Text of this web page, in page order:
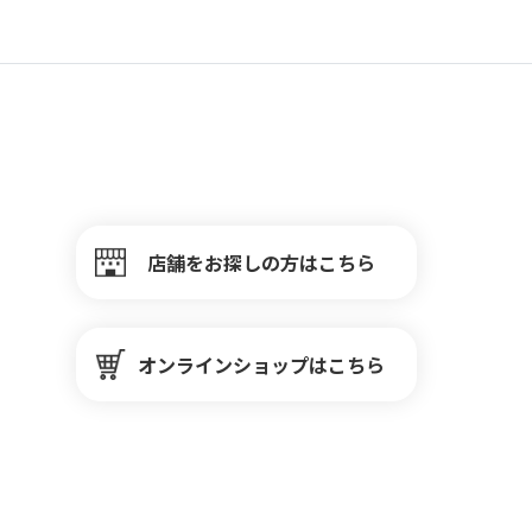
店舗をお探しの方はこちら
オンラインショップはこちら